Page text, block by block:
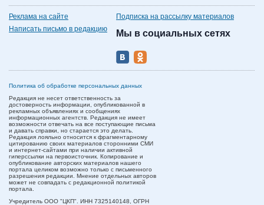
Реклама на сайте
Написать письмо в редакцию
Подписка на рассылку материалов
Мы в социальных сетях
Политика об обработке персональных данных
Редакция не несет ответственность за
достоверность информации, опубликованной в
рекламных объявлениях и сообщениях
информационных агентств. Редакция не имеет
возможности отвечать на все поступающие письма
и давать справки, но старается это делать.
Редакция лояльно относится к фрагментарному
цитированию своих материалов сторонними СМИ
и интернет-сайтами при наличии активной
гиперссылки на первоисточник. Копирование и
опубликование авторских материалов нашего
портала целиком возможно только с письменного
разрешения редакции. Мнение отдельных авторов
может не совпадать с редакционной политикой
портала.
Учредитель ООО "ЦКП". ИНН 7325140148, ОГРН